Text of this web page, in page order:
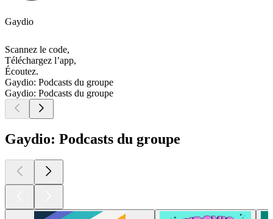
Gaydio
Scannez le code,
Téléchargez l’app,
Écoutez.
Gaydio: Podcasts du groupe
Gaydio: Podcasts du groupe
Gaydio: Podcasts du groupe